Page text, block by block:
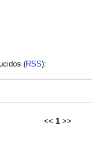
(RSS):
<< 1 >>